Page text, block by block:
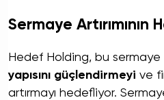
Sermaye Artırımının
Hedef Holding, bu sermaye
yapısını güçlendirmeyi ve
artırmayı hedefliyor.